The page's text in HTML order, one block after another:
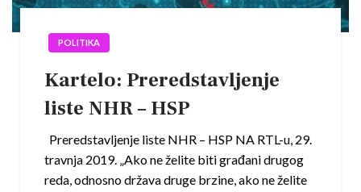
POLITIKA
Kartelo: Preredstavljenje
liste NHR – HSP
Preredstavljenje liste NHR – HSP NA RTL-u, 29.
travnja 2019. „Ako ne želite biti građani drugog
reda, odnosno država druge brzine, ako ne želite